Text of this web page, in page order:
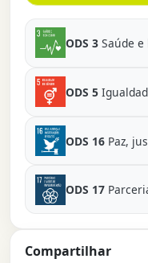
ODS 3Saúde e
ODS 5
ODS 16Paz,
ODS 17
Compartilhar